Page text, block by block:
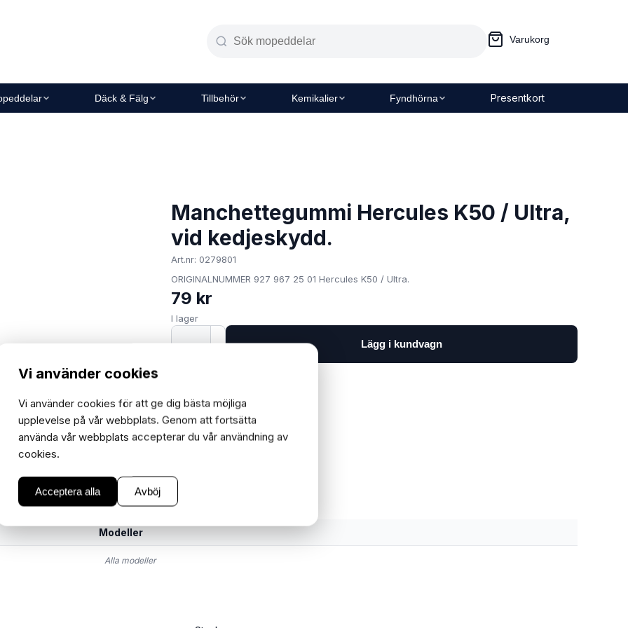
Varukorg
Däck & Fälg Tillbehör Kemikalier Fyndhörna Presentkort
Manchettegummi Hercules K50 / Ultra,
vid kedjeskydd.
Art.nr: 0279801
ORIGINALNUMMER 927 967 25 01 Hercules K50 / Ultra.
79 kr
I lager
− 1 + Lägg i kundvagn
Modeller
Alla modeller
Vi använder cookies
Vi använder cookies för att ge dig bästa möjliga
upplevelse på vår webbplats. Genom att fortsätta
använda vår webbplats accepterar du vår användning av
cookies.
Acceptera alla Avböj